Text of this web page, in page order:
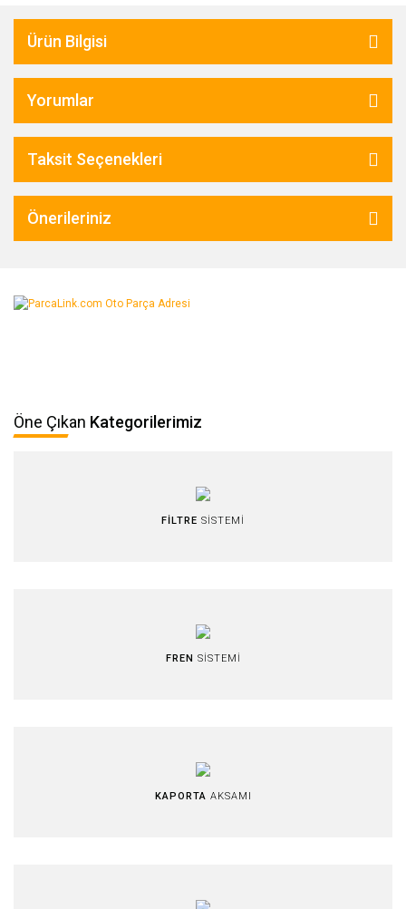
Ürün Bilgisi
Yorumlar
Taksit Seçenekleri
Önerileriniz
Öne Çıkan Kategorilerimiz
FİLTRE SİSTEMİ
FREN SİSTEMİ
KAPORTA AKSAMI